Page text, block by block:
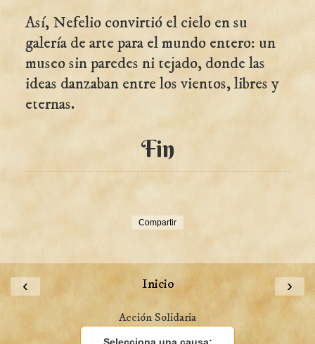
Así, Nefelio convirtió el cielo en su
galería de arte para el mundo entero: un
museo sin paredes ni tejado, donde las
ideas danzaban entre los vientos, libres y
eternas.
Fin
Compartir
‹ ›
Inicio
Acción Solidaria